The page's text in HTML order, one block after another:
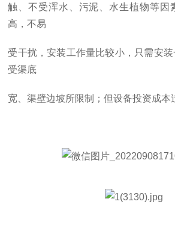
触、不受浑水、污泥、水生植物等因
高，不易
受干扰，安装工作量比较小，只需安
受渠底
宽、渠壁边坡所限制；但设备投资成本